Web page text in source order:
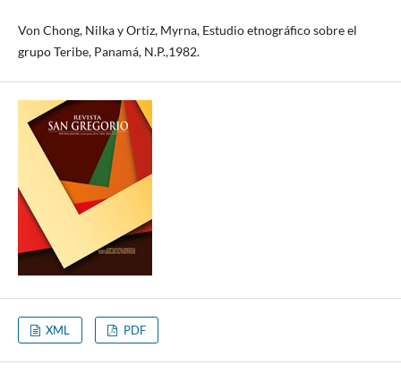
Von Chong, Nilka y Ortiz, Myrna, Estudio etnográfico sobre el
grupo Teribe, Panamá, N.P.,1982.
XML PDF